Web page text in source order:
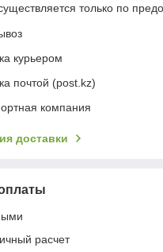
только по
курьером
почтой (post.kz)
компания
доставки
расчет